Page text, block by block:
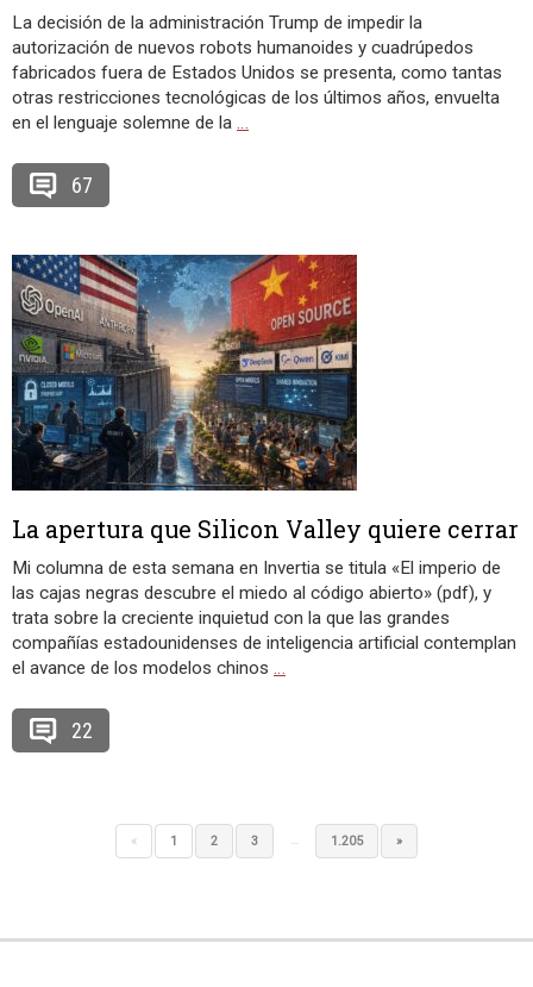
La decisión de la administración Trump de impedir la
autorización de nuevos robots humanoides y cuadrúpedos
fabricados fuera de Estados Unidos se presenta, como tantas
otras restricciones tecnológicas de los últimos años, envuelta
en el lenguaje solemne de la …
67
La apertura que Silicon Valley quiere cerrar
Mi columna de esta semana en Invertia se titula «El imperio de
las cajas negras descubre el miedo al código abierto» (pdf), y
trata sobre la creciente inquietud con la que las grandes
compañías estadounidenses de inteligencia artificial contemplan
el avance de los modelos chinos …
22
« 1 2 3 … 1.205 »